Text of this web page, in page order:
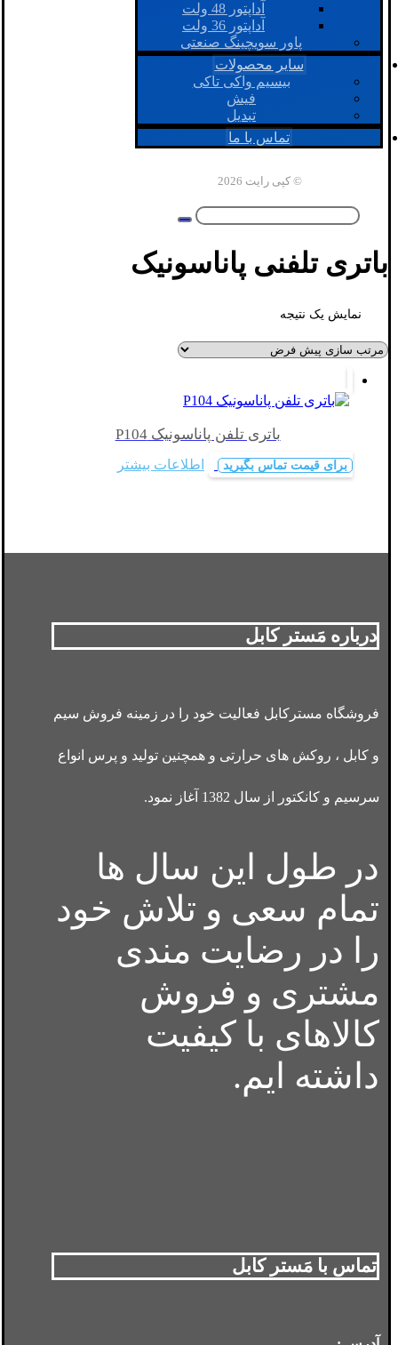
آداپتور 48 ولت
آداپتور 36 ولت
پاور سویچینگ صنعتی
سایر محصولات
بیسیم واکی تاکی
فیش
تبدیل
تماس با ما
© کپی رایت 2026
باتری تلفنی پاناسونیک
نمایش یک نتیجه
باتری تلفن پاناسونیک P104
برای قیمت تماس بگیرید اطلاعات بیشتر
درباره مَستر کابل
فروشگاه مسترکابل فعالیت خود را در زمینه فروش سیم
و کابل ، روکش های حرارتی و همچنین تولید و پرس انواع
سرسیم و کانکتور از سال 1382 آغاز نمود.
در طول این سال ها
تمام سعی و تلاش خود
را در رضایت مندی
مشتری و فروش
کالاهای با کیفیت
داشته ایم.
تماس با مَستر کابل